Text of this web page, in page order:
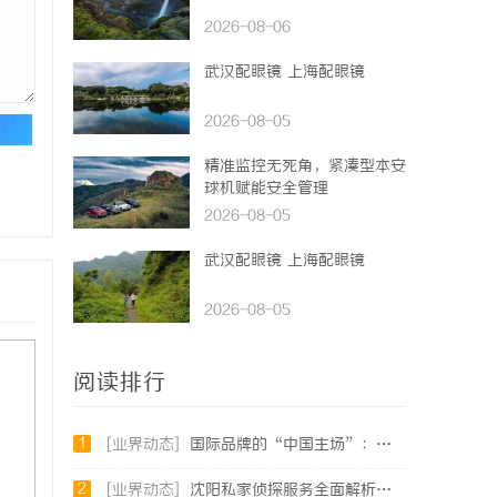
2026-08-06
武汉配眼镜 上海配眼镜
2026-08-05
精准监控无死角，紧凑型本安
球机赋能安全管理
2026-08-05
武汉配眼镜 上海配眼镜
2026-08-05
阅读排行
1 [业界动态] 国际品牌的“中国主场”：北京商标律师在跨境维权中的战略支点
2 [业界动态] 沈阳私家侦探服务全面解析：破解疑云，守护真相的专家助力